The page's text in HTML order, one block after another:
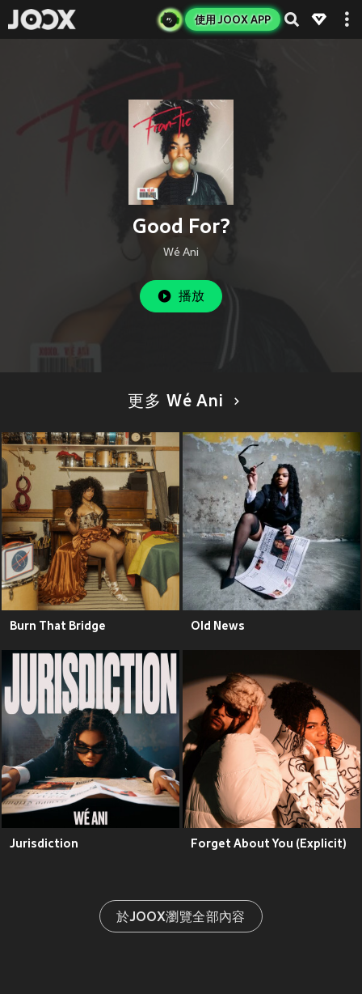
使用 JOOX APP
Good For?
Wé Ani
播放
更多 Wé Ani
Burn That Bridge Old News
Jurisdiction Forget About You (Explicit)
於JOOX瀏覽全部內容